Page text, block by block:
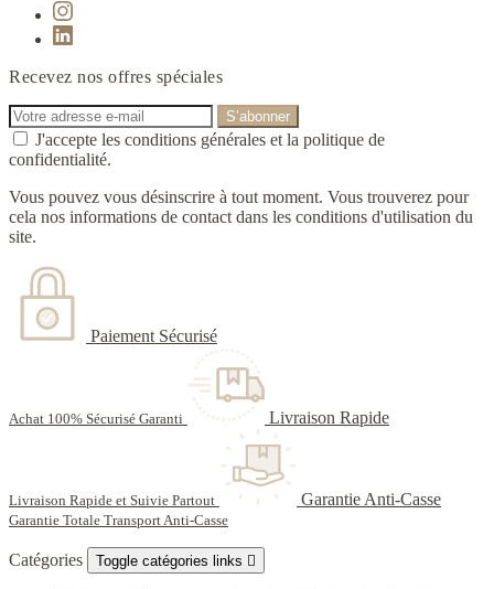
Recevez nos offres spéciales
J'accepte les conditions générales et la politique de
confidentialité.
Vous pouvez vous désinscrire à tout moment. Vous trouverez pour
cela nos informations de contact dans les conditions d'utilisation du
site.
Paiement Sécurisé
Achat 100% Sécurisé Garanti Livraison Rapide
Livraison Rapide et Suivie Partout Garantie Anti-Casse
Garantie Totale Transport Anti-Casse
Catégories Toggle catégories links 